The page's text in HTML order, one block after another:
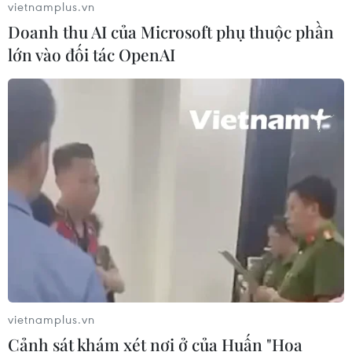
Triều Tiên quan ngại các hoạt động
quân sự của Mỹ, Nhật Bản và NATO
03/08/2026 08:42
Hàn Quốc lần đầu thử nghiệm rà phá
thủy lôi ứng dụng AI
03/08/2026 07:22
vietnamplus.vn
Doanh thu AI của Microsoft phụ thuộc phần
lớn vào đối tác OpenAI
vietnamplus.vn
Cảnh sát khám xét nơi ở của Huấn "Hoa